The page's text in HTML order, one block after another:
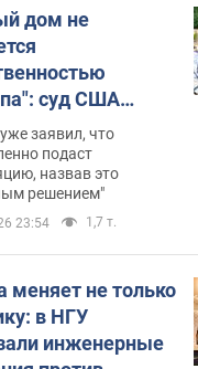
дом не
суд США
зала
400 млн
заявил, что
подаст
назвав это
решением"
23:54 1,7 т.
меняет не только
в НГУ
инженерные